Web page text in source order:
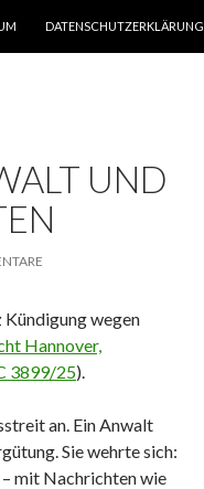
DATENSCHUTZERKLÄRUNG
UND M
wegen
Hannover,
3899/25).
an. Ein Anwalt
Sie wehrte sich:
mit Nachrichten wie